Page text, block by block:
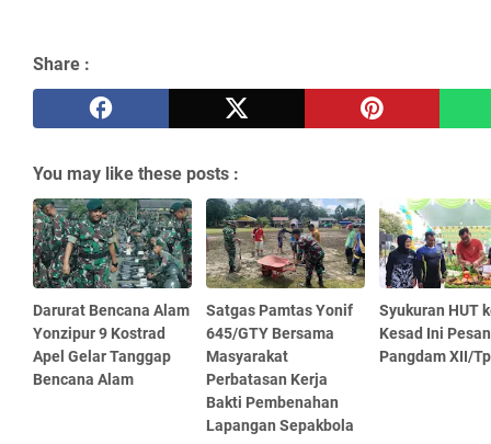
Share :
You may like these posts :
Darurat Bencana Alam
Yonzipur 9 Kostrad
Apel Gelar Tanggap
Bencana Alam
Satgas Pamtas Yonif
645/GTY Bersama
Masyarakat
Perbatasan Kerja
Bakti Pembenahan
Lapangan Sepakbola
Syukuran HUT
Kesad Ini Pesan
Pangdam XII/